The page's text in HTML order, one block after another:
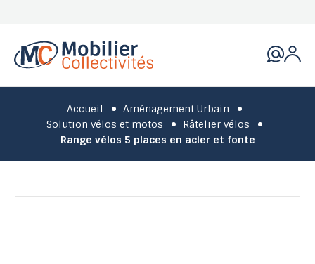
Accueil
Aménagement Urbain
Solution vélos et motos
Râtelier vélos
Range vélos 5 places en acier et fonte